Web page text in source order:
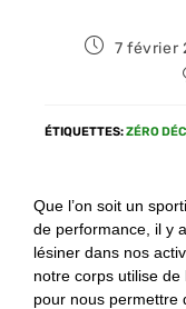
7 février
ÉTIQUETTES:ZÉRO
Que l’on soit un
de performance, il y
lésiner dans nos
notre corps utilise de
pour nous permettre